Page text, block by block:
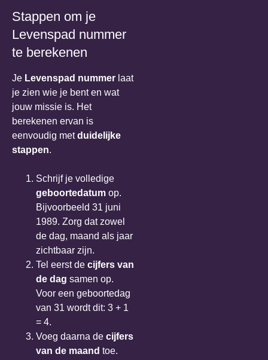
Stappen om je
Levenspad nummer
te berekenen
Je Levenspad nummer laat
je zien wie je bent en wat
jouw missie is. Het
berekenen ervan is
eenvoudig metduidelijke
stappen.
Schrijf je volledige
geboortedatum op.
Bijvoorbeeld 31 juni
1989. Zorg dat zowel
de dag, maand als jaar
zichtbaar zijn.
Tel eerst de cijfers van
de dag samen op.
Voor een geboortedag
van 31 wordt dit: 3 + 1
= 4.
Voeg daarna de cijfers
van de maand toe.